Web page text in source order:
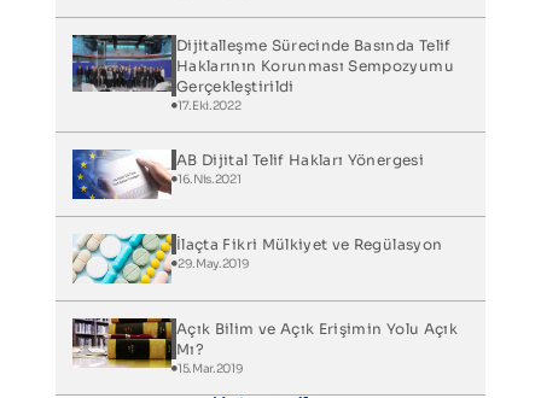
Dijitalleşme Sürecinde Basında Telif
Haklarının Korunması Sempozyumu
Gerçekleştirildi
17.Eki.2022
AB Dijital Telif Hakları Yönergesi
16.Nis.2021
İlaçta Fikri Mülkiyet ve Regülasyon
29.May.2019
Açık Bilim ve Açık Erişimin Yolu Açık
Mı?
15.Mar.2019